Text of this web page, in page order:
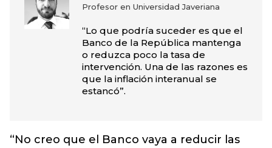
Profesor en Universidad Javeriana
“Lo que podría suceder es que el
Banco de la República mantenga
o reduzca poco la tasa de
intervención. Una de las razones es
que la inflación interanual se
estancó”.
“No creo que el Banco vaya a reducir las